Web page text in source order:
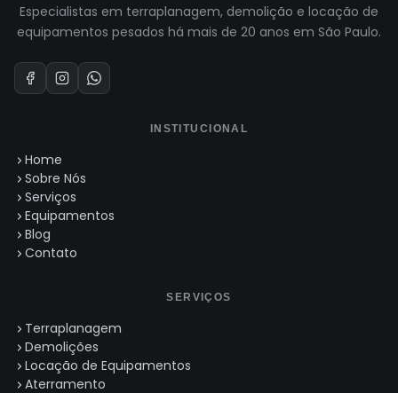
Especialistas em terraplanagem, demolição e locação de
equipamentos pesados há mais de 20 anos em São Paulo.
INSTITUCIONAL
Home
Sobre Nós
Serviços
Equipamentos
Blog
Contato
SERVIÇOS
Terraplanagem
Demolições
Locação de Equipamentos
Aterramento